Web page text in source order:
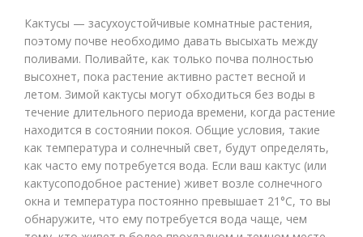
Кактусы — засухоустойчивые комнатные растения,
поэтому почве необходимо давать высыхать между
поливами. Поливайте, как только почва полностью
высохнет, пока растение активно растет весной и
летом. Зимой кактусы могут обходиться без воды в
течение длительного периода времени, когда растение
находится в состоянии покоя. Общие условия, такие
как температура и солнечный свет, будут определять,
как часто ему потребуется вода. Если ваш кактус (или
кактусоподобное растение) живет возле солнечного
окна и температура постоянно превышает 21°С, то вы
обнаружите, что ему потребуется вода чаще, чем